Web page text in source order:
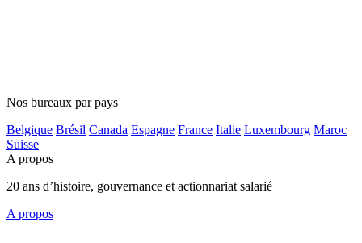
Nos bureaux par pays
Belgique Brésil Canada Espagne France Italie Luxembourg Maroc
Suisse
A propos
20 ans d’histoire, gouvernance et actionnariat salarié
A propos